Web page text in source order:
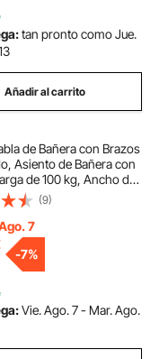
tan pronto como Jue.
Añadir al carrito
de Bañera con Brazos
Asiento de Bañera con
de 100 kg, Ancho de
790 mm Silla Giratoria de
Adultos, Personas
con
(9)
7
-7%
Vie. Ago. 7 - Mar. Ago.